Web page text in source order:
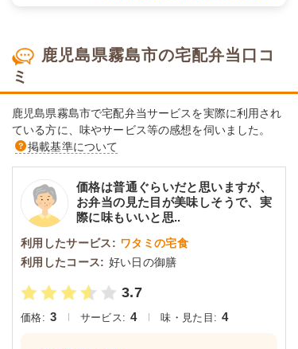
鹿児島県霧島市の宅配弁当口コ
ミ
鹿児島県霧島市で宅配弁当サービスを実際に利用され
ている方に、味やサービス等の感想を伺いました。
掲載基準について
価格は普通ぐらいだと思いますが、
お弁当の見た目が美味しそうで、実
際に味もいいと思..
利用したサービス: ワタミの宅食
利用したコース: 好い日の御膳
3.7
価格: 3 サービス: 4 味・見た目: 4